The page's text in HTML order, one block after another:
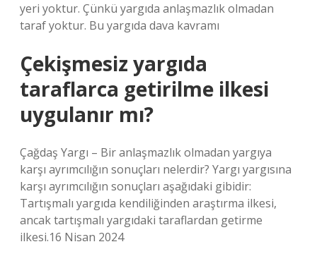
yeri yoktur. Çünkü yargıda anlaşmazlık olmadan
taraf yoktur. Bu yargıda dava kavramı
Çekişmesiz yargıda
taraflarca getirilme ilkesi
uygulanır mı?
Çağdaş Yargı – Bir anlaşmazlık olmadan yargıya
karşı ayrımcılığın sonuçları nelerdir? Yargı yargısına
karşı ayrımcılığın sonuçları aşağıdaki gibidir:
Tartışmalı yargıda kendiliğinden araştırma ilkesi,
ancak tartışmalı yargıdaki taraflardan getirme
ilkesi.16 Nisan 2024